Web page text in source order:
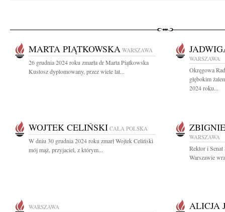
MARTA PIĄTKOWSKA WARSZAWA
26 grudnia 2024 roku zmarła dr Marta Piątkowska
Kustosz dyplomowany, przez wiele lat...
WARSZAWA
Okręgowa
głębokim
2024 roku...
WOJTEK CELIŃSKI CAŁA POLSKA
W dniu 30 grudnia 2024 roku zmarł Wojtek Celiński
mój mąż, przyjaciel, z którym...
WARSZAWA
Rektor i
Warszawie
WARSZAWA ALICJA